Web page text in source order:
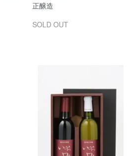
正醸造
SOLD OUT